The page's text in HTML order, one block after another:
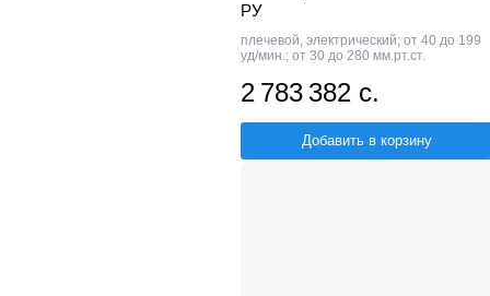
РУ
плечевой, электрический; от 40 до 199
уд/мин.; от 30 до 280 мм.рт.ст.
2 783 382 с.
Добавить в корзину